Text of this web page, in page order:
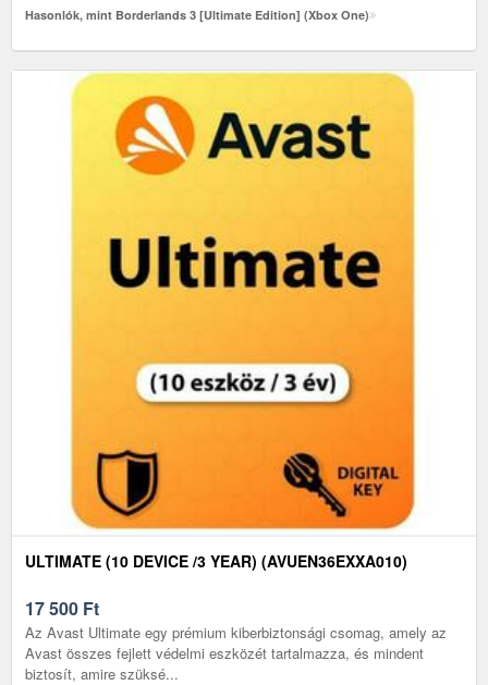
Hasonlók, mint Borderlands 3 [Ultimate Edition] (Xbox One)
ULTIMATE (10 DEVICE /3 YEAR) (AVUEN36EXXA010)
17 500 Ft
Az Avast Ultimate egy prémium kiberbiztonsági csomag, amely az
Avast összes fejlett védelmi eszközét tartalmazza, és mindent
biztosít, amire szüksé...